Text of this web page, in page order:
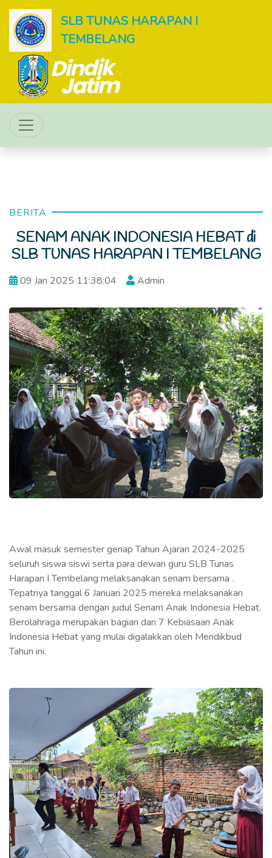
SLB TUNAS HARAPAN I
TEMBELANG
BERITA
SENAM ANAK INDONESIA HEBAT di
SLB TUNAS HARAPAN I TEMBELANG
09 Jan 2025 11:38:04 Admin
Awal masuk semester genap Tahun Ajaran 2024-2025
seluruh siswa siswi serta para dewan guru SLB Tunas
Harapan I Tembelang melaksanakan senam bersama .
Tepatnya tanggal 6 Januari 2025 mereka melaksanakan
senam bersama dengan judul Senam Anak Indonesia Hebat.
Berolahraga merupakan bagian dari 7 Kebiasaan Anak
Indonesia Hebat yang mulai digalakkan oleh Mendikbud
Tahun ini.